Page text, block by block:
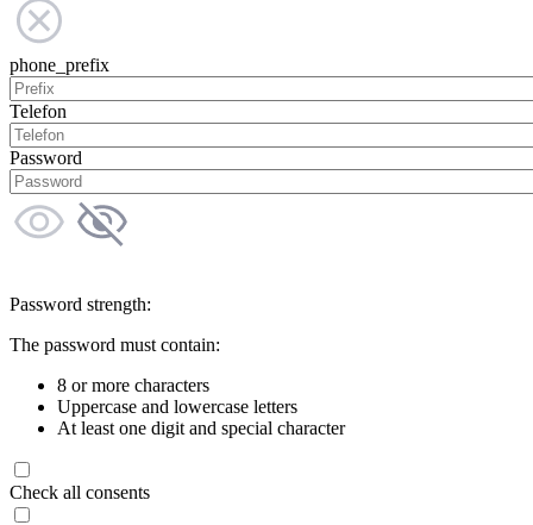
phone_prefix
Telefon
Password
Password strength:
The password must contain:
8 or more characters
Uppercase and lowercase letters
At least one digit and special character
Check all consents